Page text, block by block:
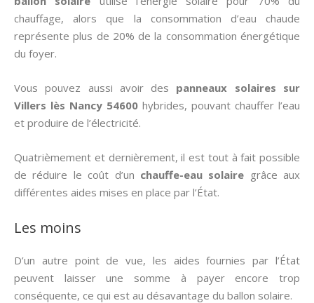
chauffage, alors que la consommation d’eau chaude
représente plus de 20% de la consommation énergétique
du foyer.
Vous pouvez aussi avoir des panneaux solaires sur
Villers lès Nancy 54600 hybrides, pouvant chauffer l’eau
et produire de l’électricité.
Quatrièmement et dernièrement, il est tout à fait possible
de réduire le coût d’un chauffe-eau solaire grâce aux
différentes aides mises en place par l’État.
Les moins
D’un autre point de vue, les aides fournies par l’État
peuvent laisser une somme à payer encore trop
conséquente, ce qui est au désavantage du ballon solaire.